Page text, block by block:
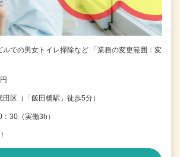
ルでの男女トイレ掃除など 「業務の変更範囲：変
区（「飯田橋駅」徒歩5分）
30（実働3h）